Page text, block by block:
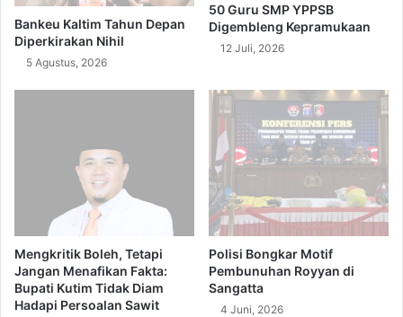
Bankeu Kaltim Tahun Depan
Diperkirakan Nihil
5 Agustus, 2026
50 Guru SMP YPPSB
Digembleng Kepramukaan
12 Juli, 2026
Mengkritik Boleh, Tetapi
Jangan Menafikan Fakta:
Bupati Kutim Tidak Diam
Hadapi Persoalan Sawit
Polisi Bongkar Motif
Pembunuhan Royyan di
Sangatta
4 Juni, 2026